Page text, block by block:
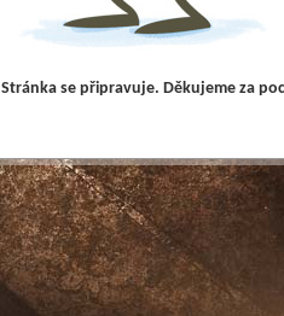
Stránka se připravuje. Děkujeme za